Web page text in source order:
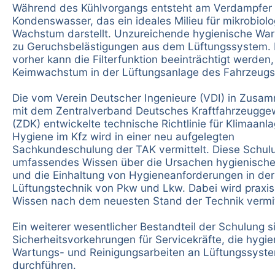
Während des Kühlvorgangs entsteht am
Kondenswasser, das ein ideales Milieu für
Wachstum darstellt. Unzureichende hygienische
zu Geruchsbelästigungen aus dem Lüftungssystem.
vorher kann die Filterfunktion beeinträchtigt
Keimwachstum in der Lüftungsanlage des
Die vom Verein Deutscher Ingenieure (VDI) in
mit dem Zentralverband Deutsches
(ZDK) entwickelte technische Richtlinie für
Hygiene im Kfz wird in einer neu aufgelegten
Sachkundeschulung der TAK vermittelt. Diese
umfassendes Wissen über die Ursachen
und die Einhaltung von Hygieneanforderungen in der
Lüftungstechnik von Pkw und Lkw. Dabei wird
Wissen nach dem neuesten Stand der Technik
Ein weiterer wesentlicher Bestandteil der Schulung
Sicherheitsvorkehrungen für Servicekräfte, die
Wartungs- und Reinigungsarbeiten an
durchführen.